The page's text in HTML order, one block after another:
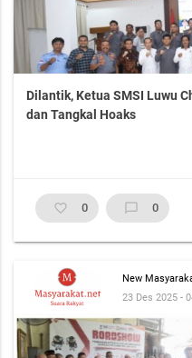
Dilantik, Ketua SMSI Luwu
dan Tangkal Hoaks
favorite_border 0 chat_bubble_outline 0
New
23 Des 2025 -